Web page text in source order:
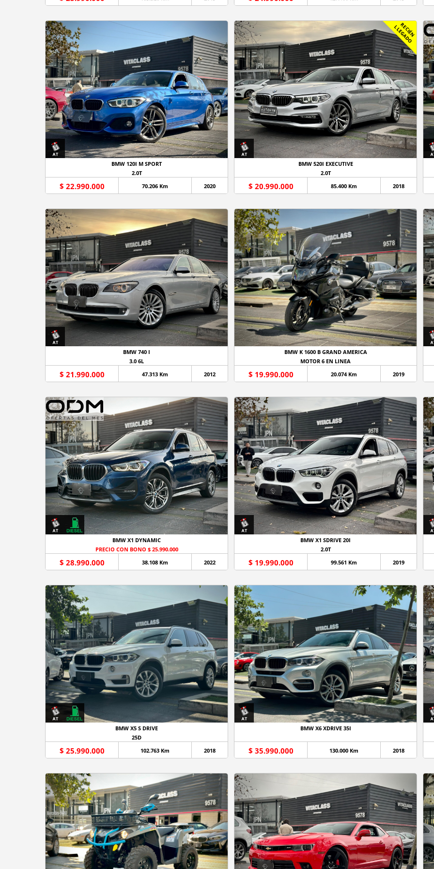
BMW 120I M SPORT
2.0T
$ 22.990.000 70.206 Km 2020
R
E
C
I
É
N
L
L
E
G
A
D
O
BMW 520I EXECUTIVE
2.0T
$ 20.990.000 85.400 Km 2018
BMW 740 I
3.0 6L
$ 21.990.000 47.313 Km 2012
BMW K 1600 B GRAND AMERICA
MOTOR 6 EN LINEA
$ 19.990.000 20.074 Km 2019
BMW X1 DYNAMIC
PRECIO CON BONO $ 25.990.000
$ 28.990.000 38.108 Km 2022
BMW X1 SDRIVE 20I
2.0T
$ 19.990.000 99.561 Km 2019
BMW X5 S DRIVE
25D
$ 25.990.000 102.763 Km 2018
BMW X6 XDRIVE 35I
$ 35.990.000 130.000 Km 2018